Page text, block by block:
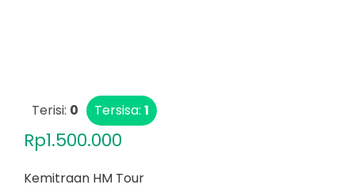
Terisi: 0 Tersisa: 1
Rp1.500.000
Kemitraan HM Tour